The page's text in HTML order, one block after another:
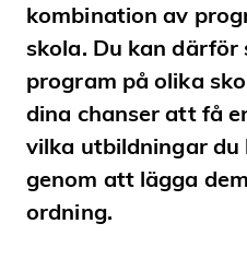
kombination av
skola. Du kan därför
program på olika
dina chanser att få
vilka utbildningar du
genom att lägga
ordning.